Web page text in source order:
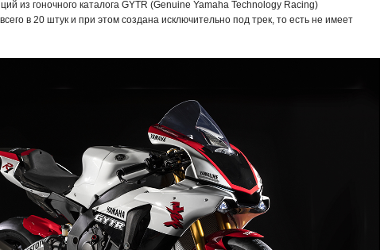
из гоночного каталога GYTR (Genuine Yamaha Technology Racing)
в 20 штук и при этом создана исключительно под трек, то есть не имеет